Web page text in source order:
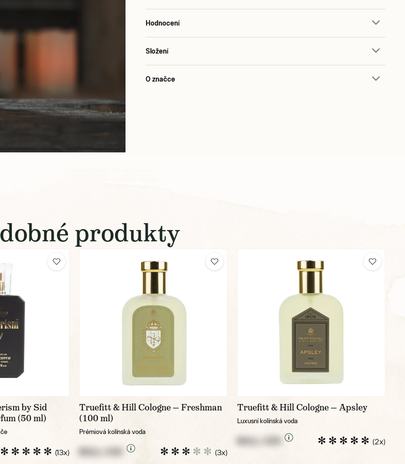
Hodnocení
Složení
O značce
produkty
by Sid
(50 ml)
(13x)
Truefitt & Hill Cologne — Freshman
(100 ml)
Prémiová kolínská voda
NULL CZK (3x)
Truefitt & Hill Cologne — Apsley
Luxusní kolínská voda
NULL CZK (2x)